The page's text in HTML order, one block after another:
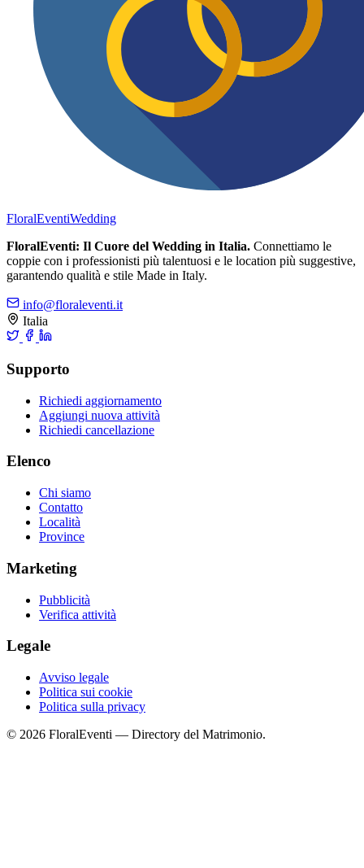
FloralEventiWedding
FloralEventi: Il Cuore del Wedding in Italia. Connettiamo le
coppie con i professionisti più talentuosi e le location più suggestive,
garantendo qualità e stile Made in Italy.
info@floraleventi.it
Italia
Supporto
Richiedi aggiornamento
Aggiungi nuova attività
Richiedi cancellazione
Elenco
Chi siamo
Contatto
Località
Province
Marketing
Pubblicità
Verifica attività
Legale
Avviso legale
Politica sui cookie
Politica sulla privacy
© 2026 FloralEventi — Directory del Matrimonio.